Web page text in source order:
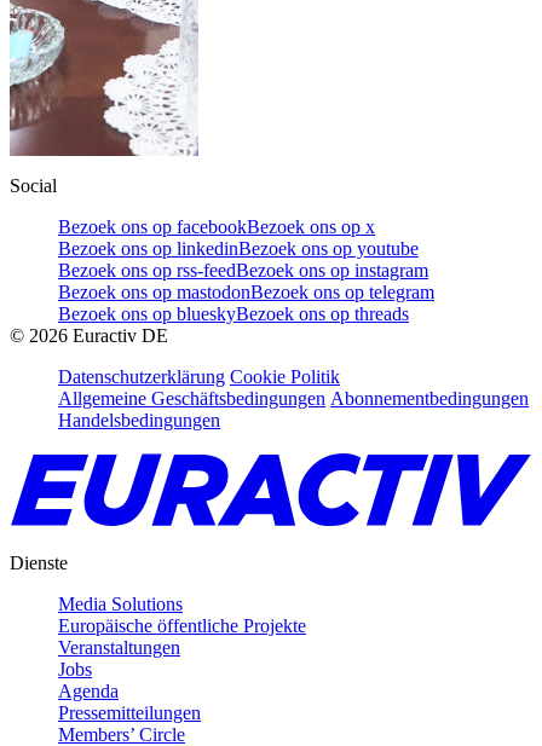
Social
Bezoek ons op facebookBezoek ons op x
Bezoek ons op linkedinBezoek ons op youtube
Bezoek ons op rss-feedBezoek ons op instagram
Bezoek ons op mastodonBezoek ons op telegram
Bezoek ons op blueskyBezoek ons op threads
© 2026 Euractiv DE
Datenschutzerklärung Cookie Politik
Allgemeine Geschäftsbedingungen Abonnementbedingungen
Handelsbedingungen
Dienste
Media Solutions
Europäische öffentliche Projekte
Veranstaltungen
Jobs
Agenda
Pressemitteilungen
Members’ Circle